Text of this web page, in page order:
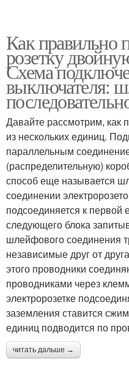
Как правильно
розетку
Схема
выключателя:
Давайте рассмотрим, как
из нескольких единиц.
параллельным
(распределительную)
способ еще называется
соединении
подсоединяется к первой
следующего блока
шлейфового соединения
независимые друг от
этого проводники
проводниками через
электророзетке
заземления ставится
единиц подводится по
читать дальше →